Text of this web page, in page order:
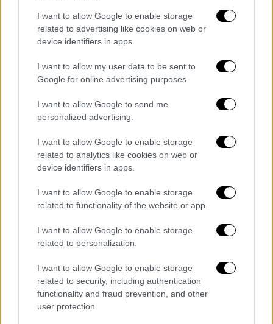
I want to allow Google to enable storage
related to advertising like cookies on web or
device identifiers in apps.
I want to allow my user data to be sent to
Google for online advertising purposes.
I want to allow Google to send me
personalized advertising.
I want to allow Google to enable storage
related to analytics like cookies on web or
device identifiers in apps.
I want to allow Google to enable storage
related to functionality of the website or app.
I want to allow Google to enable storage
related to personalization.
I want to allow Google to enable storage
related to security, including authentication
functionality and fraud prevention, and other
user protection.
παρανοήσεις και το «σπασμένο τηλέφωνο»,
το οποίο παρατηρήθηκε να συμβαίνει
υπάρχουν τα δύο αυτά πρόσωπα στο κέντρο
επιχειρήσεων και κυρίως για να αποδίδονται
και οι σχετικές ευθύνες.
Σύμφωνα με πληροφορίες, ωστόσο, θα
υπάρχει και έναςδεύτερος γύρος
ανακατατάξεων προσώπων πολύ
νευραλγικών υπηρεσιών
αστυνομία και, σύμφωνα με πληροφορίες του
OPEN, θα μετακινηθούν πρόσωπα που ήτανε
πολύ κοντά στον τέως αρχηγό της ΕΛ.ΑΣ.,
Κώστα Σκούμα, ο οποίος καρατομήθηκε πριν
από μερικές μέρες
οποία ήταν το «δεξί του χέρι» και ήταν μαζί
του σε όλη τη θητεία του όσο ήταν αρχηγός
της ελληνικής αστυνομίας. Οι υπηρεσίες
φέρονται να αλλάζουν και, μάλιστα, να